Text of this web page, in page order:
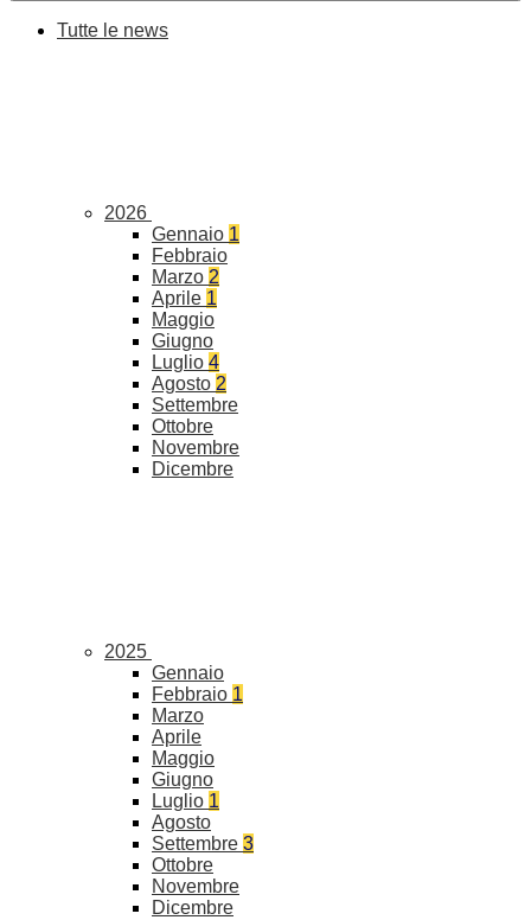
Tutte le news
2026
Gennaio 1
Febbraio
Marzo 2
Aprile 1
Maggio
Giugno
Luglio 4
Agosto 2
Settembre
Ottobre
Novembre
Dicembre
2025
Gennaio
Febbraio 1
Marzo
Aprile
Maggio
Giugno
Luglio 1
Agosto
Settembre 3
Ottobre
Novembre
Dicembre